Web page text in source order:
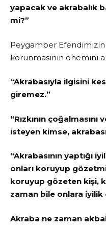
yapacak ve akrabalık
mi?”
Peygamber
korunmasının önemini
“Akrabasıyla ilgisini
giremez.”
“Rızkının
isteyen kimse,
“Akrabasının yaptığı
onları koruyup
koruyup gözeten kişi,
zaman bile onlara
Akraba ne zaman